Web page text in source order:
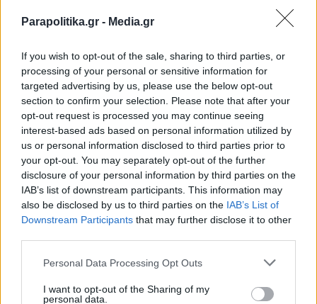
Parapolitika.gr - Media.gr
If you wish to opt-out of the sale, sharing to third parties, or
processing of your personal or sensitive information for
targeted advertising by us, please use the below opt-out
section to confirm your selection. Please note that after your
opt-out request is processed you may continue seeing
interest-based ads based on personal information utilized by
us or personal information disclosed to third parties prior to
your opt-out. You may separately opt-out of the further
disclosure of your personal information by third parties on the
IAB’s list of downstream participants. This information may
also be disclosed by us to third parties on the IAB’s List of
Downstream Participants that may further disclose it to other
Personal Data Processing Opt Outs
I want to opt-out of the Sharing of my
personal data.
Εγγραφή στο newsletter